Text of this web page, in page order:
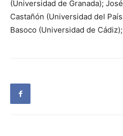
(Universidad de Granada);
Castañón (Universidad del
Basoco (Universidad de Cádiz);